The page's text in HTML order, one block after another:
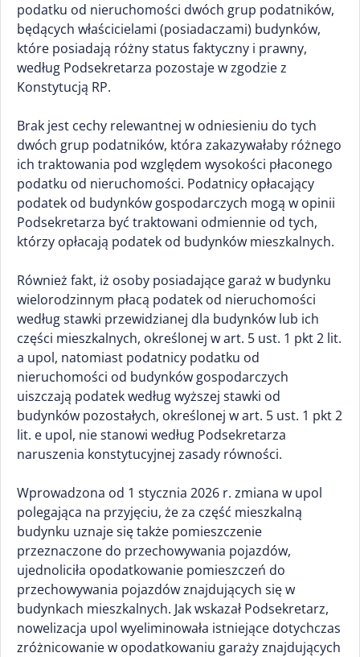
podatku od nieruchomości dwóch grup podatników,
będących właścicielami (posiadaczami) budynków,
które posiadają różny status faktyczny i prawny,
według Podsekretarza pozostaje w zgodzie z
Konstytucją RP.
Brak jest cechy relewantnej w odniesieniu do tych
dwóch grup podatników, która zakazywałaby różnego
ich traktowania pod względem wysokości płaconego
podatku od nieruchomości. Podatnicy opłacający
podatek od budynków gospodarczych mogą w opinii
Podsekretarza być traktowani odmiennie od tych,
którzy opłacają podatek od budynków mieszkalnych.
Również fakt, iż osoby posiadające garaż w budynku
wielorodzinnym płacą podatek od nieruchomości
według stawki przewidzianej dla budynków lub ich
części mieszkalnych, określonej w art. 5 ust. 1 pkt 2 lit.
a upol, natomiast podatnicy podatku od
nieruchomości od budynków gospodarczych
uiszczają podatek według wyższej stawki od
budynków pozostałych, określonej w art. 5 ust. 1 pkt 2
lit. e upol, nie stanowi według Podsekretarza
naruszenia konstytucyjnej zasady równości.
Wprowadzona od 1 stycznia 2026 r. zmiana w upol
polegająca na przyjęciu, że za część mieszkalną
budynku uznaje się także pomieszczenie
przeznaczone do przechowywania pojazdów,
ujednoliciła opodatkowanie pomieszczeń do
przechowywania pojazdów znajdujących się w
budynkach mieszkalnych. Jak wskazał Podsekretarz,
nowelizacja upol wyeliminowała istniejące dotychczas
zróżnicowanie w opodatkowaniu garaży znajdujących